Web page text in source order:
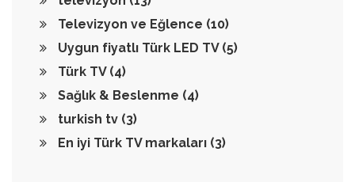
Televizyon ve Eğlence (10)
Uygun fiyatlı Türk LED TV (5)
Türk TV (4)
Sağlık & Beslenme (4)
turkish tv (3)
En iyi Türk TV markaları (3)